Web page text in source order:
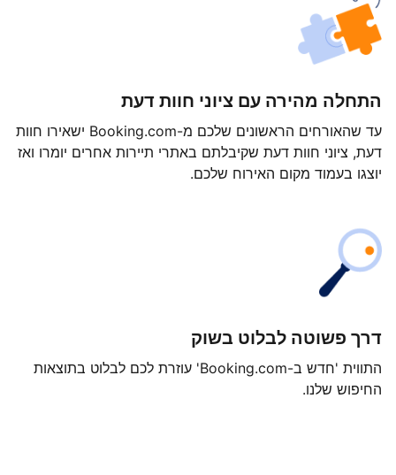
התחלה מהירה עם ציוני חוות דעת
עד שהאורחים הראשונים שלכם מ-Booking.com ישאירו חוות
דעת, ציוני חוות דעת שקיבלתם באתרי תיירות אחרים יומרו ואז
יוצגו בעמוד מקום האירוח שלכם.
דרך פשוטה לבלוט בשוק
התווית 'חדש ב-Booking.com' עוזרת לכם לבלוט בתוצאות
החיפוש שלנו.